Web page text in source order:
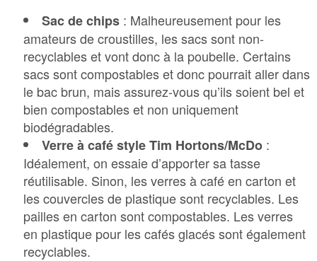
Sac de chips: Malheureusement pour les
amateurs de croustilles, les sacs sont non-
recyclables et vont donc à la poubelle. Certains
sacs sont compostables et donc pourrait aller dans
le bac brun, mais assurez-vous qu’ils soient bel et
bien compostables et non uniquement
biodégradables.
Verre à café style Tim Hortons/McDo:
Idéalement, on essaie d’apporter sa tasse
réutilisable. Sinon, les verres à café en carton et
les couvercles de plastique sont recyclables. Les
pailles en carton sont compostables. Les verres
en plastique pour les cafés glacés sont également
recyclables.